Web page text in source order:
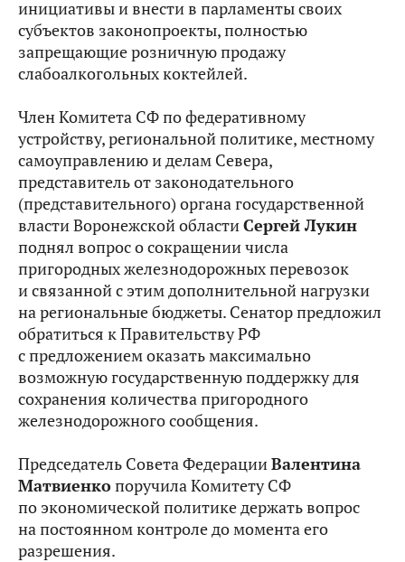
инициативы и внести в парламенты своих
субъектов законопроекты, полностью
запрещающие розничную продажу
слабоалкогольных коктейлей.
Член Комитета СФ по федеративному
устройству, региональной политике, местному
самоуправлению и делам Севера,
представитель от законодательного
(представительного) органа государственной
власти Воронежской областиСергей Лукин
поднял вопрос о сокращении числа
пригородных железнодорожных перевозок
и связанной с этим дополнительной нагрузки
на региональные бюджеты. Сенатор предложил
обратиться к Правительству РФ
с предложением оказать максимально
возможную государственную поддержку для
сохранения количества пригородного
железнодорожного сообщения.
Председатель Совета ФедерацииВалентина
Матвиенкопоручила Комитету СФ
по экономической политике держать вопрос
на постоянном контроле до момента его
разрешения.